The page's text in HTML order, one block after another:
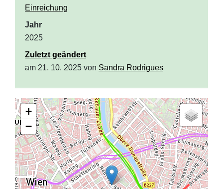
Einreichung
Jahr
2025
Zuletzt geändert
am 21. 10. 2025 von Sandra Rodrigues
+
−